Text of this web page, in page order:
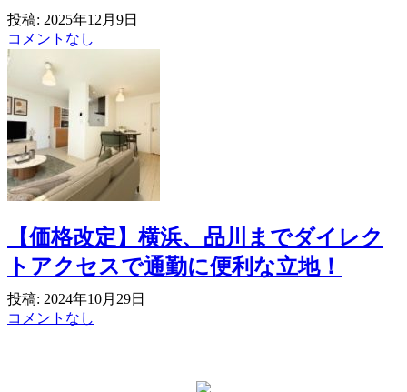
投稿: 2025年12月9日
コメントなし
【価格改定】横浜、品川までダイレク
トアクセスで通勤に便利な立地！
投稿: 2024年10月29日
コメントなし